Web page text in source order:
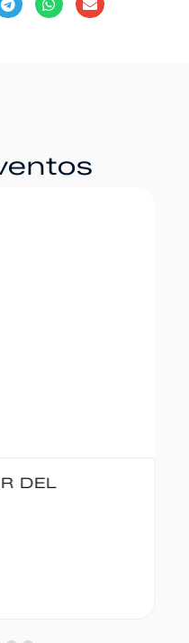
CORRE POR